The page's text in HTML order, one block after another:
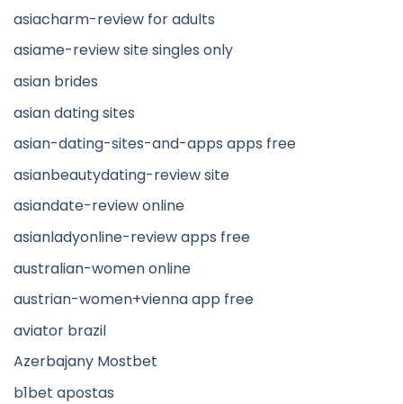
asiacharm-review for adults
asiame-review site singles only
asian brides
asian dating sites
asian-dating-sites-and-apps apps free
asianbeautydating-review site
asiandate-review online
asianladyonline-review apps free
australian-women online
austrian-women+vienna app free
aviator brazil
Azerbajany Mostbet
b1bet apostas